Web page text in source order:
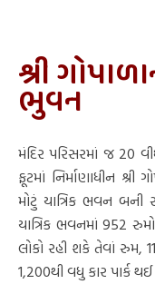
શ્રી
ભુવન
મંદિર પરિસરમાં જ 20
ફૂટમાં નિર્માણાધીન શ્રી
મોટું યાત્રિક ભવન
યાત્રિક ભવનમાં 952
લોકો રહી શકે તેવાં રુમ,
1,200થી વધુ કાર પાર્ક